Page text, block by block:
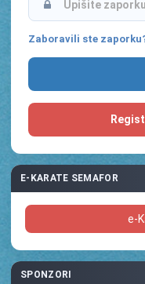
Zaboravili ste
E-KARATE SEMAFOR
e-
SPONZORI